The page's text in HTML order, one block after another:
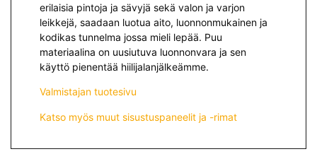
erilaisia pintoja ja sävyjä sekä valon ja varjon
leikkejä, saadaan luotua aito, luonnonmukainen ja
kodikas tunnelma jossa mieli lepää. Puu
materiaalina on uusiutuva luonnonvara ja sen
käyttö pienentää hiilijalanjälkeämme.
Valmistajan tuotesivu
Katso myös muut sisustuspaneelit ja -rimat